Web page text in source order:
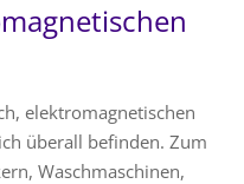
elektromagnetischen
überall befinden. Zum
Waschmaschinen,